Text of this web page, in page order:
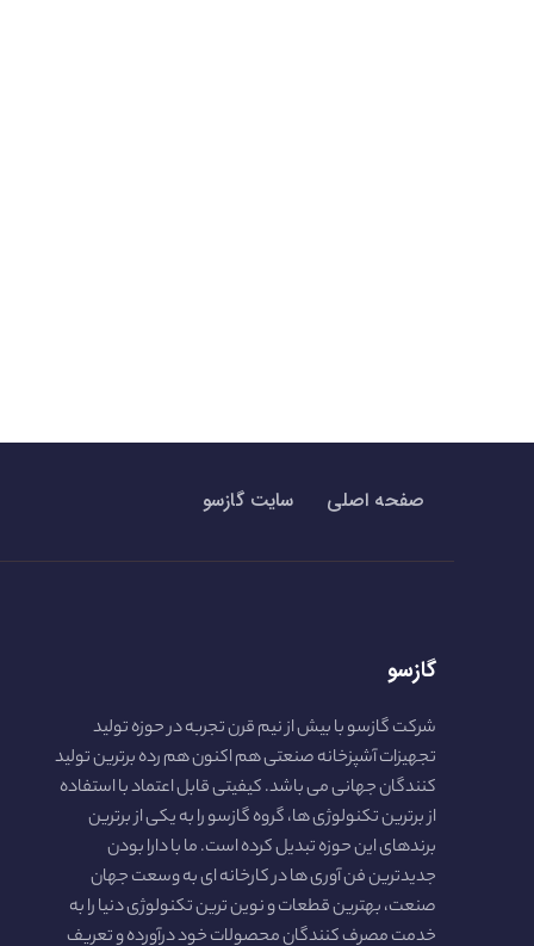
صفحه اصلی سایت گازسو
گازسو
شرکت گازسو با بیش از نیم قرن تجربه در حوزه تولید
تجهیزات آشپزخانه صنعتی هم اکنون هم رده برترین تولید
کنندگان جهانی می باشد. کیفیتی قابل اعتماد با استفاده
از برترین تکنولوژی ها، گروه گازسو را به یکی از برترین
برندهای این حوزه تبدیل کرده است. ما با دارا بودن
جدیدترین فن آوری ها در کارخانه ای به وسعت جهان
صنعت، بهترین قطعات و نوین ترین تکنولوژی دنیا را به
خدمت مصرف کنندگان محصولات خود درآورده و تعریف